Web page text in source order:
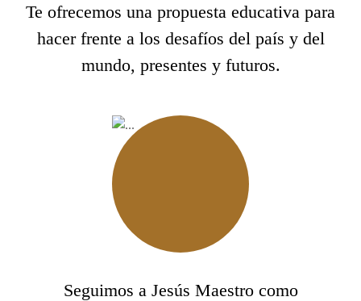
Te ofrecemos una propuesta educativa para
hacer frente a los desafíos del país y del
mundo, presentes y futuros.
Seguimos a Jesús Maestro como